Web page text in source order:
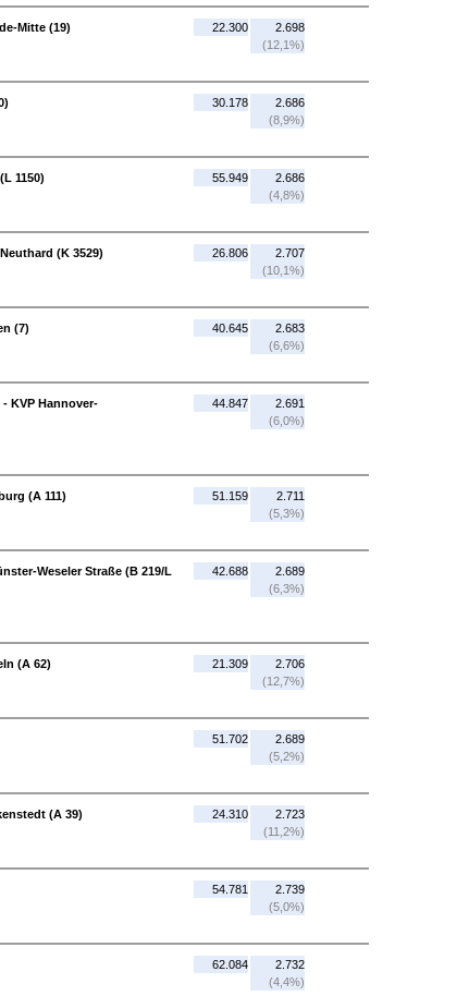
Mitte (19)
22.300
2.698
(12,1%)
30.178
2.686
(8,9%)
1150)
55.949
2.686
(4,8%)
(K 3529)
26.806
2.707
(10,1%)
(7)
40.645
2.683
(6,6%)
KVP Hannover-
44.847
2.691
(6,0%)
(A 111)
51.159
2.711
(5,3%)
Weseler Straße (B 219/L
42.688
2.689
(6,3%)
(A 62)
21.309
2.706
(12,7%)
51.702
2.689
(5,2%)
(A 39)
24.310
2.723
(11,2%)
54.781
2.739
(5,0%)
62.084
2.732
(4,4%)